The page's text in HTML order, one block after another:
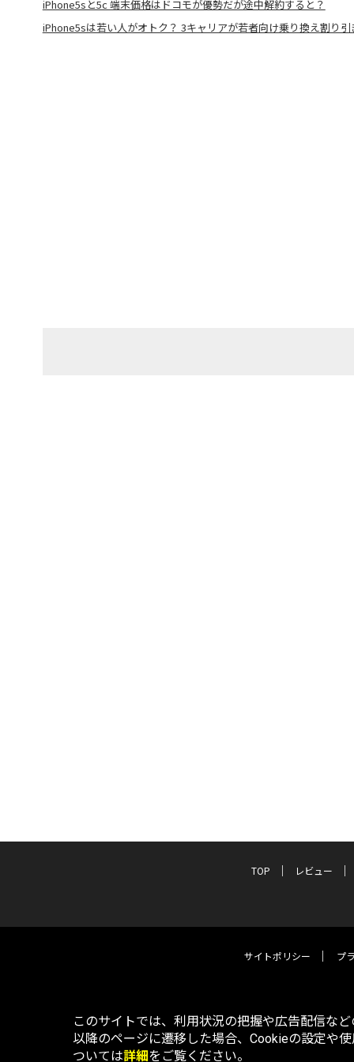
iPhone5sと5c 端末価格はドコモが優勢だが途中解約すると？
iPhone5sは若い人がオトク？ 3キャリアが若者向け乗り換え割り引
TOP レビュー
サイトポリシー プ
このサイトでは、利用状況の把握や広告配信な
以降のページに遷移した場合、Cookieの設定や
ついては詳細をご覧ください。